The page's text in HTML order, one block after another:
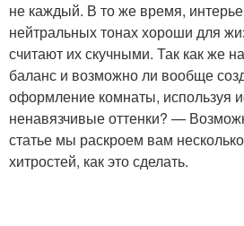
не каждый. В то же время,
нейтральных тонах хороши для
считают их скучными. Так как же
баланс и возможно ли вообще
оформление комнаты, используя
ненавязчивые оттенки? —
статье мы раскроем вам
хитростей, как это сделать.